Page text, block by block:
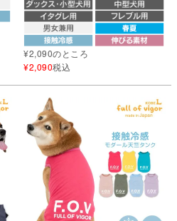
¥2,090のところ
¥2,090税込